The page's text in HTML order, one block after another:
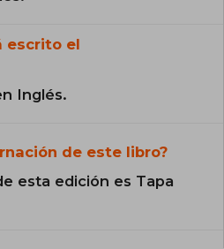
escrito el
Inglés.
de este libro?
esta edición es Tapa